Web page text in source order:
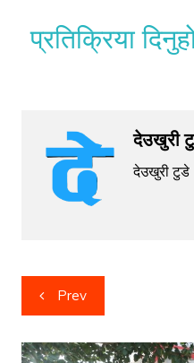
प्रतिक्रिया
देउखुरी
देउखुरी टुडे
Post
navigation
Prev